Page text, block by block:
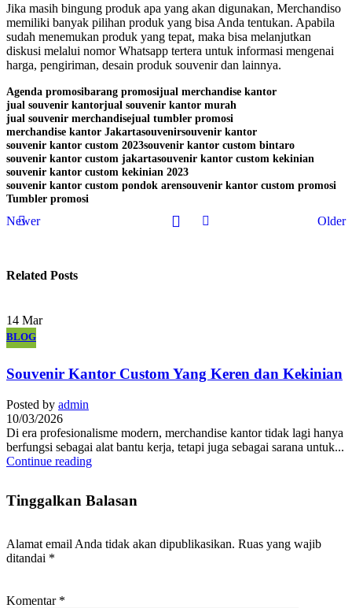
Jika masih bingung produk apa yang akan digunakan, Merchandiso
memiliki banyak pilihan produk yang bisa Anda tentukan. Apabila
sudah menemukan produk yang tepat, maka bisa melanjutkan
diskusi melalui nomor Whatsapp tertera untuk informasi mengenai
harga, pengiriman, desain produk souvenir dan lainnya.
Agenda promosibarang promosijual merchandise kantor
jual souvenir kantorjual souvenir kantor murah
jual souvenir merchandisejual tumbler promosi
merchandise kantor Jakartasouvenirsouvenir kantor
souvenir kantor custom 2023souvenir kantor custom bintaro
souvenir kantor custom jakartasouvenir kantor custom kekinian
souvenir kantor custom kekinian 2023
souvenir kantor custom pondok arensouvenir kantor custom promosi
Tumbler promosi
Newer Older
Related Posts
14 Mar
BLOG
Souvenir Kantor Custom Yang Keren dan Kekinian
Posted by admin
10/03/2026
Di era profesionalisme modern, merchandise kantor tidak lagi hanya
berfungsi sebagai alat bantu kerja, tetapi juga sebagai sarana untuk...
Continue reading
Tinggalkan Balasan
Alamat email Anda tidak akan dipublikasikan. Ruas yang wajib
ditandai *
Komentar *